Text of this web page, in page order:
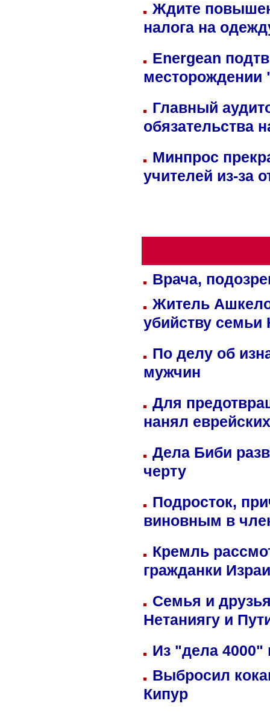
Ждите
налога на
Energean
Главный
обязательства
Минпрос
учителей из-за
Врача,
Житель
убийству семьи
По делу об
мужчин
Для
нанял
Дела Биби
черту
Подросток,
виновным в
Кремль
гражданки
Семья и
Нетаниягу и
Из "дела 4000"
Выбросил
Кипур